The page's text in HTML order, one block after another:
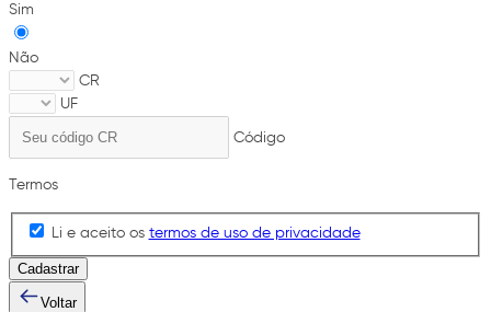
Sim
Não
CR
UF
Código
Termos
Li e aceito os termos de uso de privacidade
Cadastrar
Voltar